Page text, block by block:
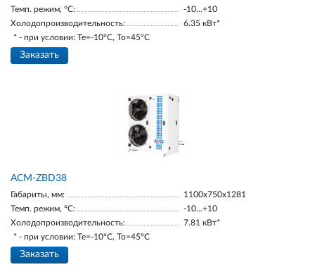
Темп. режим, °С:
-10…+10
Холодопроизводительность:
6.35 кВт*
* - при условии: Te=-10ºC, To=45ºC
Заказать
ACM-ZBD38
Габариты, мм:
1100х750х1281
Темп. режим, °С:
-10...+10
Холодопроизводительность:
7.81 кВт*
* - при условии: Te=-10ºC, To=45ºC
Заказать